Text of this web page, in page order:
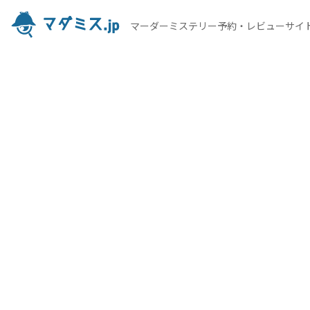
マーダーミステリー予約・レビューサイ